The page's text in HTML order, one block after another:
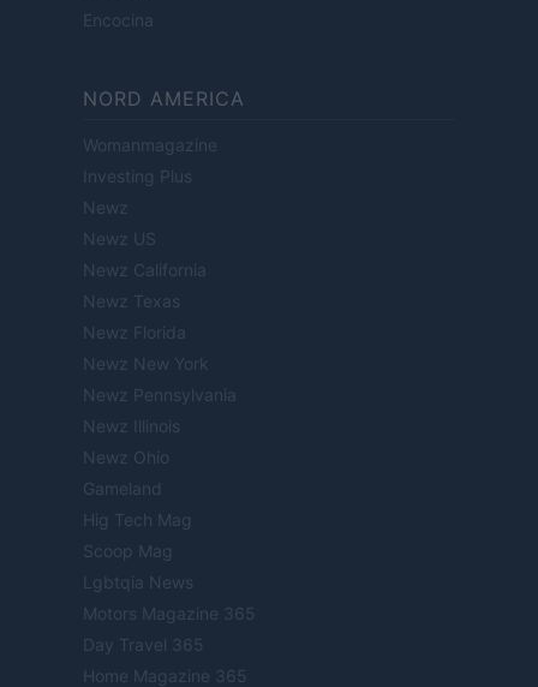
Encocina
NORD AMERICA
Womanmagazine
Investing Plus
Newz
Newz US
Newz California
Newz Texas
Newz Florida
Newz New York
Newz Pennsylvania
Newz Illinois
Newz Ohio
Gameland
Hig Tech Mag
Scoop Mag
Lgbtqia News
Motors Magazine 365
Day Travel 365
Home Magazine 365